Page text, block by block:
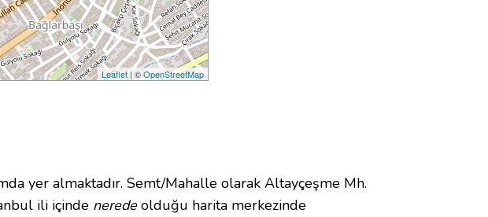
Leaflet| ©OpenStreetMap
yer almaktadır. Semt/Mahalle olarak Altayçeşme Mh.
ili içinde neredeolduğu harita merkezinde